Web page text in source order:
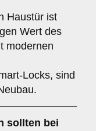
Haustür ist
Wert des
modernen
Locks, sind
sollten bei